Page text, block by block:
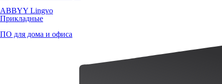
ABBYY Lingvo
Прикладные
ПО для дома и офиса